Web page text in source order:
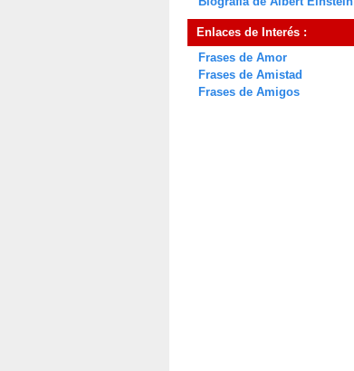
Enlaces de Interés :
Frases de Amor
Frases de Amistad
Frases de Amigos